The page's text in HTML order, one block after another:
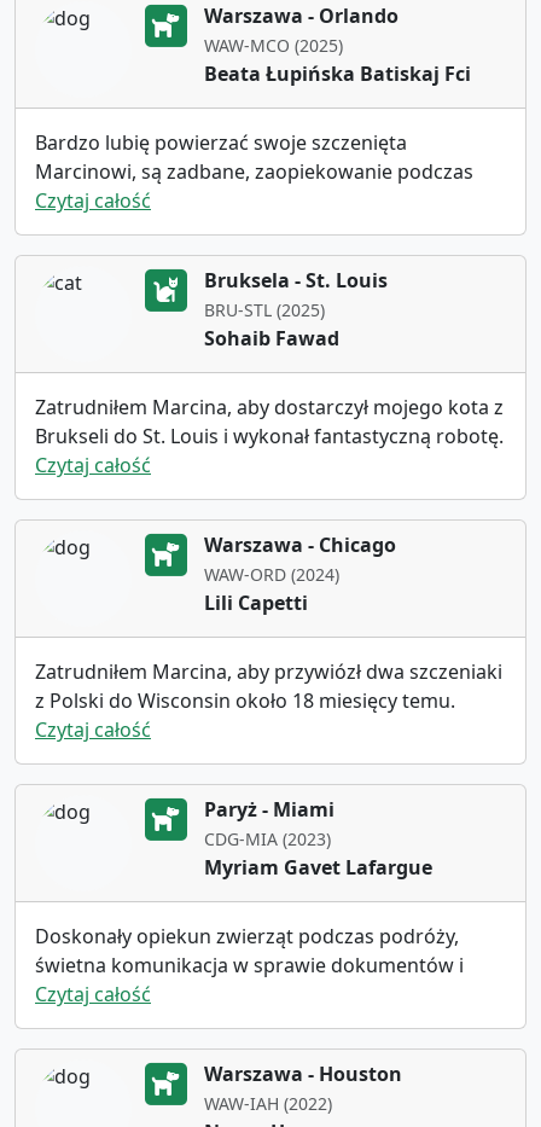
Warszawa - Orlando
WAW-MCO (2025)
Beata Łupińska Batiskaj Fci
Bardzo lubię powierzać swoje szczenięta
Marcinowi, są zadbane, zaopiekowanie podczas
podróży. Praktycznie wozi je po całym świecie,
zawsze jestem zadowolona z podróży. Polecem
zawsze i wszędzie 👍
Czytaj całość
Bruksela - St. Louis
BRU-STL (2025)
Sohaib Fawad
Zatrudniłem Marcina, aby dostarczył mojego kota z
Brukseli do St. Louis i wykonał fantastyczną robotę.
Zawsze był komunikatywny, wysyłał regularne
aktualizacje i zdjęcia mojego kota. Marcin sprawił,
że cały proces przebiegł gładko, od wyjaśnienia
kroków po znalezienie najtańszego lotu. Gorąco go
polecam — jest godny zaufania, profesjonalny i
naprawdę troszczy się o zwierzęta. DZIĘKUJĘ
Marcin!!!!
Czytaj całość
Warszawa - Chicago
WAW-ORD (2024)
Lili Capetti
Zatrudniłem Marcina, aby przywiózł dwa szczeniaki
z Polski do Wisconsin około 18 miesięcy temu.
Powodem, dla którego go wybrałam, była jego
szybka komunikacja i kompleksowe informacje,
które dostarczył, w tym najlepsze ceny i dostępne
daty. Pozwoliło mi to podjąć szybką decyzję. Przez
cały proces Marcin utrzymywał doskonałą
komunikację, informując mnie o wszystkim, od
odebrania szczeniaków od hodowcy po jego
przybycie do Chicago. Kiedy spotkaliśmy się na
lotnisku, szczeniaki były spokojne i szczęśliwe,
merdając ogonami. Jestem bardzo zadowolony z
mogę się doczekać ponownej współpracy z nim w
przyszłości.
Czytaj całość
Paryż - Miami
CDG-MIA (2023)
Myriam Gavet Lafargue
Doskonały opiekun zwierząt podczas podróży,
świetna komunikacja w sprawie dokumentów i
harmonogramu. Wszystko było w porządku ze
szczeniakiem z Marcinem. Dziękuję
Czytaj całość
Warszawa - Houston
WAW-IAH (2022)